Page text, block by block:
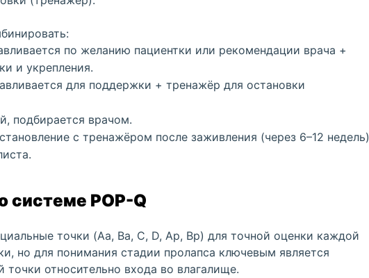
по желанию пациентки или рекомендации врача +
и укрепления.
для поддержки + тренажёр для остановки
подбирается врачом.
с тренажёром после заживления (через 6–12 недель)
системе POP-Q
точки (Aa, Ba, C, D, Ap, Bp) для точной оценки каждой
но для понимания стадии пролапса ключевым является
относительно входа во влагалище.